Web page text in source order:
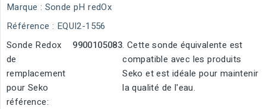
Marque : Sonde pH redOx
Référence : EQUI2-1556
Sonde Redox
de
remplacement
pour Seko
référence:
9900105083. Cette sonde équivalente est
compatible avec les produits
Seko et est idéale pour maintenir
la qualité de l'eau.